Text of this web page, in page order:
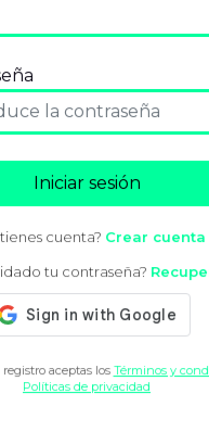
Iniciar sesión
cuenta? Crear cuenta
tu contraseña?
aceptas los Términos y
Políticas de privacidad